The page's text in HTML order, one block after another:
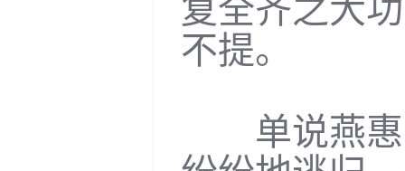
复全齐之大
不提。
单说燕惠